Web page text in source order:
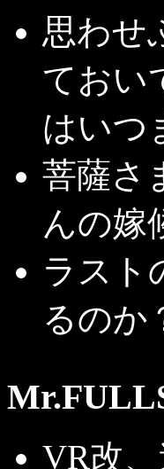
思わせ
ておい
はいつ
菩薩さ
んの嫁
ラスト
るのか
VR改